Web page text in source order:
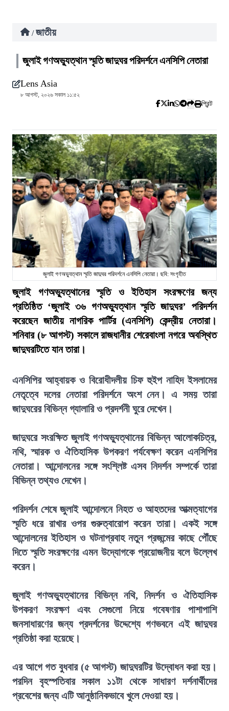
/ জাতীয়
জুলাই গণঅভ্যুত্থান স্মৃতি জাদুঘর পরিদর্শনে এনসিপি নেতারা
Lens Asia
৮ আগস্ট, ২০২৬ সকাল ১১:৫২
প্রিন্ট
জুলাই গণঅভ্যুত্থান স্মৃতি জাদুঘর পরিদর্শনে এনসিপি নেতারা। ছবি: সংগৃহীত
জুলাই গণঅভ্যুত্থানের স্মৃতি ও ইতিহাস সংরক্ষণের জন্য
প্রতিষ্ঠিত ‘জুলাই ৩৬ গণঅভ্যুত্থান স্মৃতি জাদুঘর’ পরিদর্শন
করেছেন জাতীয় নাগরিক পার্টির (এনসিপি) কেন্দ্রীয় নেতারা।
শনিবার (৮ আগস্ট) সকালে রাজধানীর শেরেবাংলা নগরে অবস্থিত
জাদুঘরটিতে যান তারা।
এনসিপির আহ্বায়ক ও বিরোধীদলীয় চিফ হুইপ নাহিদ ইসলামের
নেতৃত্বে দলের নেতারা পরিদর্শনে অংশ নেন। এ সময় তারা
জাদুঘরের বিভিন্ন গ্যালারি ও প্রদর্শনী ঘুরে দেখেন।
জাদুঘরে সংরক্ষিত জুলাই গণঅভ্যুত্থানের বিভিন্ন আলোকচিত্র,
নথি, স্মারক ও ঐতিহাসিক উপকরণ পর্যবেক্ষণ করেন এনসিপির
নেতারা। আন্দোলনের সঙ্গে সংশ্লিষ্ট এসব নিদর্শন সম্পর্কে তারা
বিভিন্ন তথ্যও দেখেন।
পরিদর্শন শেষে জুলাই আন্দোলনে নিহত ও আহতদের আত্মত্যাগের
স্মৃতি ধরে রাখার ওপর গুরুত্বারোপ করেন তারা। একই সঙ্গে
আন্দোলনের ইতিহাস ও ঘটনাপ্রবাহ নতুন প্রজন্মের কাছে পৌঁছে
দিতে স্মৃতি সংরক্ষণের এমন উদ্যোগকে প্রয়োজনীয় বলে উল্লেখ
করেন।
জুলাই গণঅভ্যুত্থানের বিভিন্ন নথি, নিদর্শন ও ঐতিহাসিক
উপকরণ সংরক্ষণ এবং সেগুলো নিয়ে গবেষণার পাশাপাশি
জনসাধারণের জন্য প্রদর্শনের উদ্দেশ্যে গণভবনে এই জাদুঘর
প্রতিষ্ঠা করা হয়েছে।
এর আগে গত বুধবার (৫ আগস্ট) জাদুঘরটির উদ্বোধন করা হয়।
পরদিন বৃহস্পতিবার সকাল ১১টা থেকে সাধারণ দর্শনার্থীদের
প্রবেশের জন্য এটি আনুষ্ঠানিকভাবে খুলে দেওয়া হয়।